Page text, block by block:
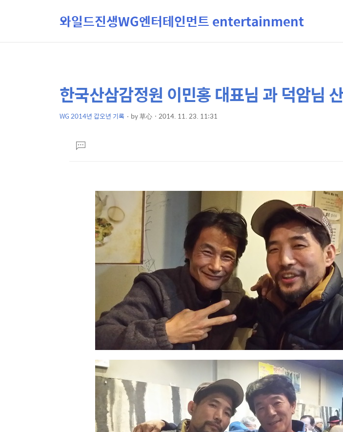
와일드진생WG엔터테인먼트 entertainment
상
세
컨
본
문
제
한국산삼감정원 이민홍 대표님 과 덕암님
WG 2014년 갑오년 기록 by草心 2014. 11. 23. 11:31
댓
글